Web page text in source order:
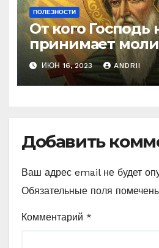
ПОЛЕЗНОСТИ
От кого Господь
принимает
Неожиданные
Ефрема Сирина
ИЮН 16, 2023 ANDRII
Добавить
Ваш адрес email не будет
Обязательные поля
Комментарий *